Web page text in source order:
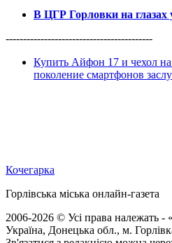
В ЦГР Горловки на глазах
------------------------------------------
Купить Айфон 17 и чехол
поколение смартфонов
Кочегарка
Горлівська міська онлайн-газета
2006-2026 © Усі права належать -
Україна, Донецька обл., м.